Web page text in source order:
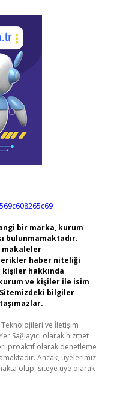
bir marka, kurum
bulunmamaktadır.
makaleler
haber niteliği
hakkında
ve kişiler ile isim
bilgiler
Teknolojileri ve İletişim
Sağlayıcı olarak hizmet
proaktif olarak denetleme
Ancak, üyelerimiz
olup, siteye üye olarak